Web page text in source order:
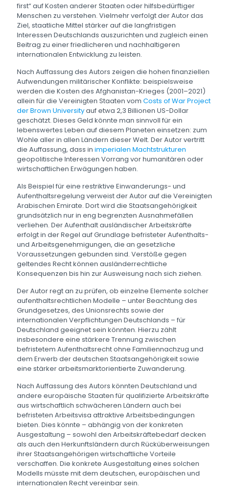
first“ auf Kosten anderer Staaten oder hilfsbedürftiger
Menschen zu verstehen. Vielmehr verfolgt der Autor das
Ziel, staatliche Mittel stärker auf die langfristigen
Interessen Deutschlands auszurichten und zugleich einen
Beitrag zu einer friedlicheren und nachhaltigeren
internationalen Entwicklung zu leisten.
Nach Auffassung des Autors zeigen die hohen finanziellen
Aufwendungen militärischer Konflikte: beispielsweise
werden die Kosten des Afghanistan-Krieges (2001–2021)
allein für die Vereinigten Staaten vom Costs of War Project
der Brown Universityauf etwa 2,3 Billionen US-Dollar
geschätzt. Dieses Geld könnte man sinnvoll für ein
lebenswertes Leben auf diesem Planeten einsetzen: zum
Wohle aller in allen Ländern dieser Welt. Der Autor vertritt
die Auffassung, dass in imperialen Machtstrukturen
geopolitische Interessen Vorrang vor humanitären oder
wirtschaftlichen Erwägungen haben.
Als Beispiel für eine restriktive Einwanderungs- und
Aufenthaltsregelung verweist der Autor auf die Vereinigten
Arabischen Emirate. Dort wird die Staatsangehörigkeit
grundsätzlich nur in eng begrenzten Ausnahmefällen
verliehen. Der Aufenthalt ausländischer Arbeitskräfte
erfolgt in der Regel auf Grundlage befristeter Aufenthalts-
und Arbeitsgenehmigungen, die an gesetzliche
Voraussetzungen gebunden sind. Verstöße gegen
geltendes Recht können ausländerrechtliche
Konsequenzen bis hin zur Ausweisung nach sich ziehen.
Der Autor regt an zu prüfen, ob einzelne Elemente solcher
aufenthaltsrechtlichen Modelle – unter Beachtung des
Grundgesetzes, des Unionsrechts sowie der
internationalen Verpflichtungen Deutschlands – für
Deutschland geeignet sein könnten. Hierzu zählt
insbesondere eine stärkere Trennung zwischen
befristetem Aufenthaltsrecht ohne Familiennachzug und
dem Erwerb der deutschen Staatsangehörigkeit sowie
eine stärker arbeitsmarktorientierte Zuwanderung.
Nach Auffassung des Autors könnten Deutschland und
andere europäische Staaten für qualifizierte Arbeitskräfte
aus wirtschaftlich schwächeren Ländern auch bei
befristeten Arbeitsvisa attraktive Arbeitsbedingungen
bieten. Dies könnte – abhängig von der konkreten
Ausgestaltung – sowohl den Arbeitskräftebedarf decken
als auch den Herkunftsländern durch Rücküberweisungen
ihrer Staatsangehörigen wirtschaftliche Vorteile
verschaffen. Die konkrete Ausgestaltung eines solchen
Modells müsste mit dem deutschen, europäischen und
internationalen Recht vereinbar sein.